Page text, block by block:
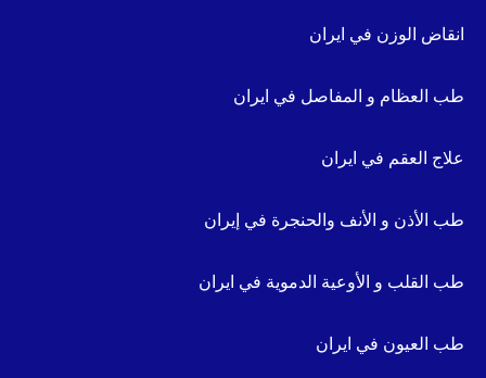
انقاض الوزن في ايران
طب العظام و المفاصل في ايران
علاج العقم في ايران
طب الأذن و الأنف والحنجرة في إيران
طب القلب و الأوعية الدموية في ايران
طب العيون في ايران